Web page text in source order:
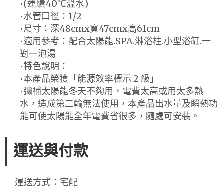
•(連續40℃溫水)
•水管口徑：1/2
•尺寸：深48cmx寬47cmx高61cm
•適用參考：配合太陽能.SPA.淋浴柱.小型浴缸.一
對一泡湯
•特色說明：
•本產品榮獲「能源效率標示 2 級」
•彌補太陽能冬天不夠用，電費太高或用太多熱
水，造成第二輪無法使用，本產品出水量及瞬熱功
能可使太陽能全年電費省很多，隨處可安裝。
運送與付款
運送方式：宅配